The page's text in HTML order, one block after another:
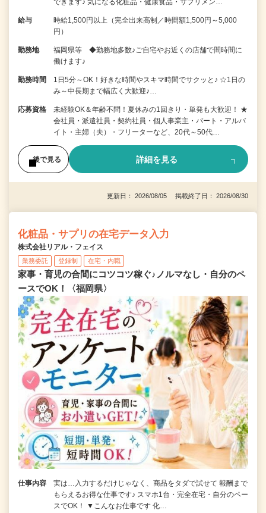
できます♪ 気になる化粧品・健康食品・サプリメン…
給与
時給1,500円以上（完全出来高制／時間額1,500円～5,000
円）
勤務地
福岡県等 ◆勤務地多数♪ご自宅やお近くの店舗で間時間に
働けます♪
勤務時間
1日5分～OK！好きな時間やスキマ時間でサクッと♪ ☆1日の
み～中長期まで幅広く大歓迎♪…
応募資格
未経験OK＆年齢不問！夏休みの1回きり・単発も大歓迎！ ★
会社員・派遣社員・契約社員・個人事業主・パート・アルバ
イト・主婦（夫）・フリーターなど、20代～50代…
後で見る 詳細を見る
更新日： 2026/08/05 掲載終了日： 2026/08/30
化粧品・サプリの在宅データ入力
株式会社リアル・フェイス
業務委託 登録制 在宅・内職
家事・育児の合間にコツコツ稼ぐ♪ノルマなし・自分のペ
ースでOK！〈福岡県〉
仕事内容
実は…入力するだけじゃなく、商品をタダで試せて 報酬まで
もらえるお得な仕事です♪ スマホ1台・完全在宅・自分のペー
スでOK！ ▼こんなお仕事です 化…